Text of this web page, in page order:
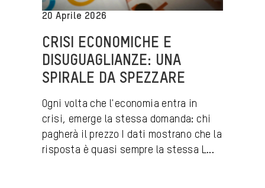
20 Aprile 2026
CRISI ECONOMICHE E
DISUGUAGLIANZE: UNA
SPIRALE DA SPEZZARE
Ogni volta che l'economia entra in
crisi, emerge la stessa domanda: chi
pagherà il prezzo I dati mostrano che la
risposta è quasi sempre la stessa L...